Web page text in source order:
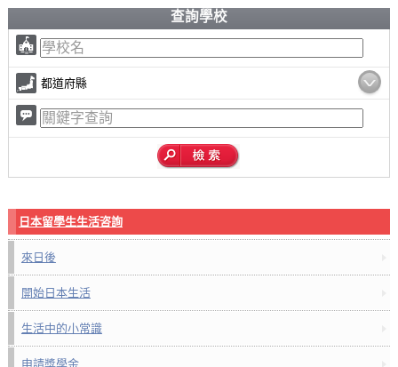
查詢學校
都道府縣
日本留學生生活咨詢
來日後
開始日本生活
生活中的小常識
申請獎學金